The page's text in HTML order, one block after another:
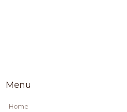
Menu
Home